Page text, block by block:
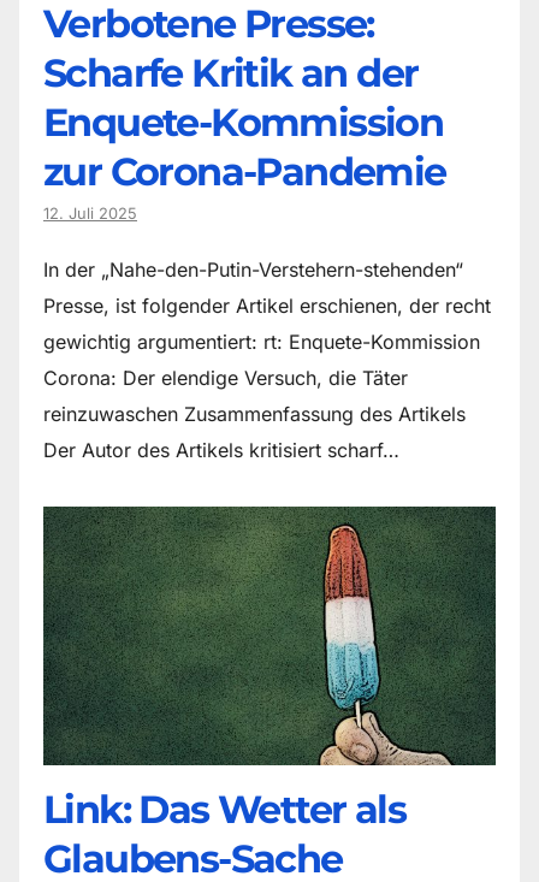
Verbotene Presse:
Scharfe Kritik an der
Enquete-Kommission
zur Corona-Pandemie
12. Juli 2025
In der „Nahe-den-Putin-Verstehern-stehenden“
Presse, ist folgender Artikel erschienen, der recht
gewichtig argumentiert: rt: Enquete-Kommission
Corona: Der elendige Versuch, die Täter
reinzuwaschen Zusammenfassung des Artikels
Der Autor des Artikels kritisiert scharf…
Link: Das Wetter als
Glaubens-Sache